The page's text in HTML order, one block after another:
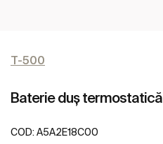
T-500
Baterie duș termostatică
COD: A5A2E18C00